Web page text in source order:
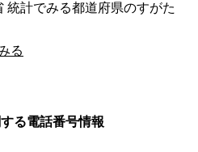
統計でみる都道府県のすがた
る
る電話番号情報